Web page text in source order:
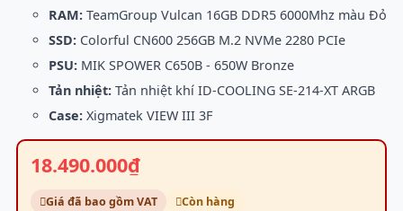
RAM: TeamGroup Vulcan 16GB DDR5 6000Mhz màu Đỏ
SSD: Colorful CN600 256GB M.2 NVMe 2280 PCIe
PSU: MIK SPOWER C650B - 650W Bronze
Tản nhiệt: Tản nhiệt khí ID-COOLING SE-214-XT ARGB
Case: Xigmatek VIEW III 3F
18.490.000₫
Giá đã bao gồm VAT Còn hàng